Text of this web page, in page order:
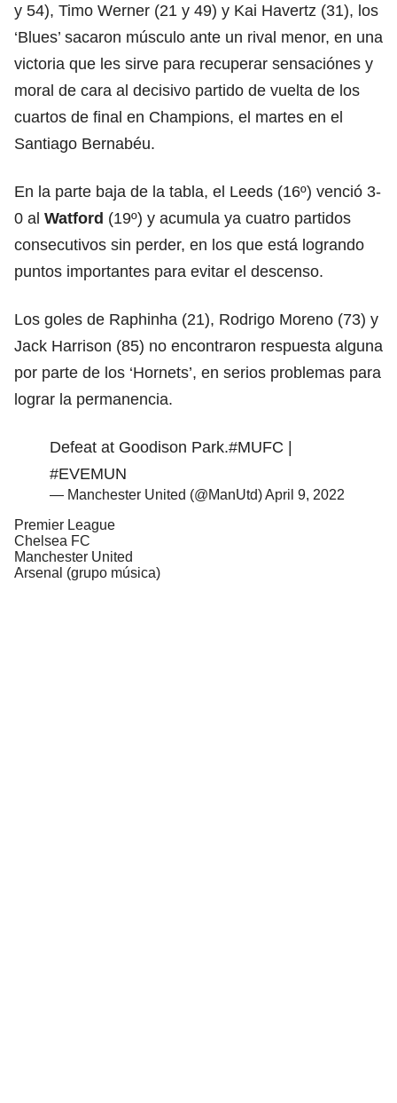
y 54), Timo Werner (21 y 49) y Kai Havertz (31), los
‘Blues’ sacaron músculo ante un rival menor, en una
victoria que les sirve para recuperar sensaciónes y
moral de cara al decisivo partido de vuelta de los
cuartos de final en Champions, el martes en el
Santiago Bernabéu.
En la parte baja de la tabla, el Leeds (16º) venció 3-
0 al Watford (19º) y acumula ya cuatro partidos
consecutivos sin perder, en los que está logrando
puntos importantes para evitar el descenso.
Los goles de Raphinha (21), Rodrigo Moreno (73) y
Jack Harrison (85) no encontraron respuesta alguna
por parte de los ‘Hornets’, en serios problemas para
lograr la permanencia.
Defeat at Goodison Park.#MUFC |
#EVEMUN
— Manchester United (@ManUtd)April 9, 2022
Premier League
Chelsea FC
Manchester United
Arsenal (grupo música)